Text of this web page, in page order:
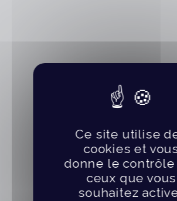
Ce site utilise
cookies et
donne le contrôle
ceux que vous
souhaitez